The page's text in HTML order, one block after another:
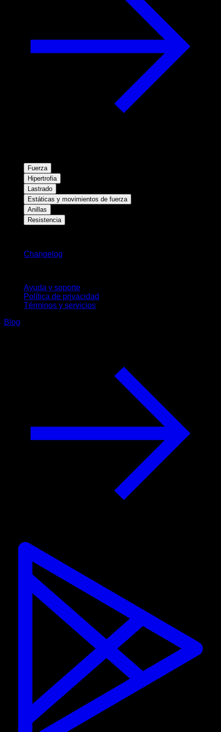
Fuerza
Hipertrofia
Lastrado
Estáticas y movimientos de fuerza
Anillas
Resistencia
Changelog
Ayuda y soporte
Política de privacidad
Términos y servicios
Blog